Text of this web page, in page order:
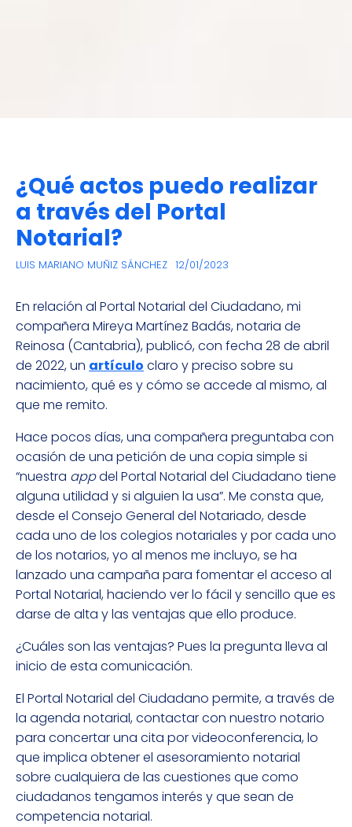
¿Qué actos puedo realizar
a través del Portal
Notarial?
LUIS MARIANO MUÑIZ SÁNCHEZ 12/01/2023
En relación al Portal Notarial del Ciudadano, mi
compañera Mireya Martínez Badás, notaria de
Reinosa (Cantabria), publicó, con fecha 28 de abril
de 2022, un artículo claro y preciso sobre su
nacimiento, qué es y cómo se accede al mismo, al
que me remito.
Hace pocos días, una compañera preguntaba con
ocasión de una petición de una copia simple si
“nuestra appdel Portal Notarial del Ciudadano tiene
alguna utilidad y si alguien la usa”. Me consta que,
desde el Consejo General del Notariado, desde
cada uno de los colegios notariales y por cada uno
de los notarios, yo al menos me incluyo, se ha
lanzado una campaña para fomentar el acceso al
Portal Notarial, haciendo ver lo fácil y sencillo que es
darse de alta y las ventajas que ello produce.
¿Cuáles son las ventajas? Pues la pregunta lleva al
inicio de esta comunicación.
El Portal Notarial del Ciudadano permite, a través de
la agenda notarial, contactar con nuestro notario
para concertar una cita por videoconferencia, lo
que implica obtener el asesoramiento notarial
sobre cualquiera de las cuestiones que como
ciudadanos tengamos interés y que sean de
competencia notarial.